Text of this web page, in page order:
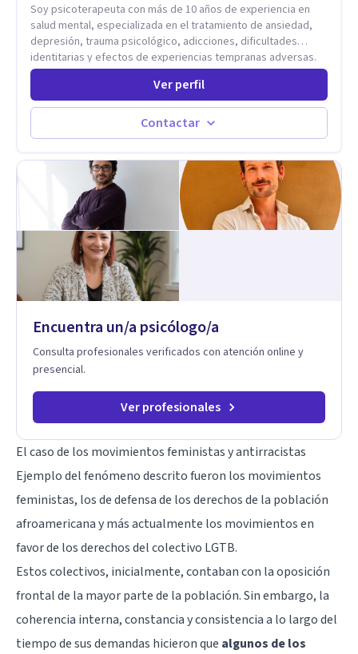
Soy psicoterapeuta con más de 10 años de experiencia en
salud mental, especializada en el tratamiento de ansiedad,
depresión, trauma psicológico, adicciones, dificultades
identitarias y efectos de experiencias tempranas adversas.
Ofrezco un espacio terapéutico seguro, confidencial y
profundamente humano, donde el dolor emocional puede
transformarse en autoconocimiento, regulación emocional y
psicoanálisis, terapia somática y de trauma, psicología
respiración neurodinámica, integrando actualmente la
Psicología Analítica Junguiana. Mi abordaje también incorpora
perspectivas interculturales, ecopsicología y el trabajo
simbólico con el inconsciente, entendiendo que cada
proceso terapéutico es único y requiere una mirada
personalizada.
Ver perfil
Contactar
Encuentra un/a psicólogo/a
Consulta profesionales verificados con atención online y
presencial.
Ver profesionales
El caso de los movimientos feministas y antirracistas
Ejemplo del fenómeno descrito fueron los movimientos
feministas, los de defensa de los derechos de la población
afroamericana y más actualmente los movimientos en
favor de los derechos del colectivo LGTB.
Estos colectivos, inicialmente, contaban con la oposición
frontal de la mayor parte de la población. Sin embargo, la
coherencia interna, constancia y consistencia a lo largo del
tiempo de sus demandas hicieron que algunos de los